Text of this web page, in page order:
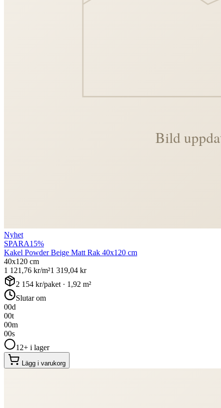
Nyhet
SPARA15%
Kakel Powder Beige Matt Rak 40x120 cm
40x120 cm
1 121,76 kr/m²1 319,04 kr
2 154 kr/paket · 1,92 m²
Slutar om
00d
00t
00m
00s
12+ i lager
Lägg i varukorg